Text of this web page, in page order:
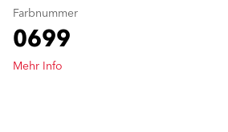
Farbnummer
0699
Mehr Info